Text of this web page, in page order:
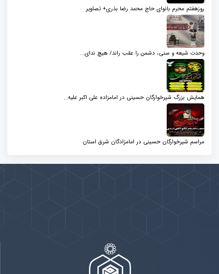
روزهفتم محرم بانوای حاج محمد رضا بذری+ تصاویر
وحدت شیعه و سنی، دشمن را عقب راند/ هیچ ندای...
همایش بزرگ شیرخوارگان حسینی در امامزاده علی اکبر علیه...
مراسم شیرخوارگان حسینی در امامزادگان شرق استان